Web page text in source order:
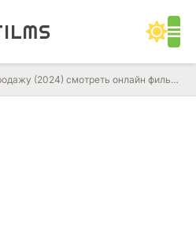
смотреть онлайн фильм в HD качестве 720 - 1080 бесплатно